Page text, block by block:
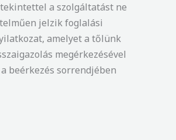
a szolgáltatást ne
jelzik foglalási
amelyet a tőlünk
megérkezésével
beérkezés sorrendjében